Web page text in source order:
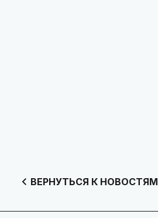
ВЕРНУТЬСЯ К НОВОСТЯМ